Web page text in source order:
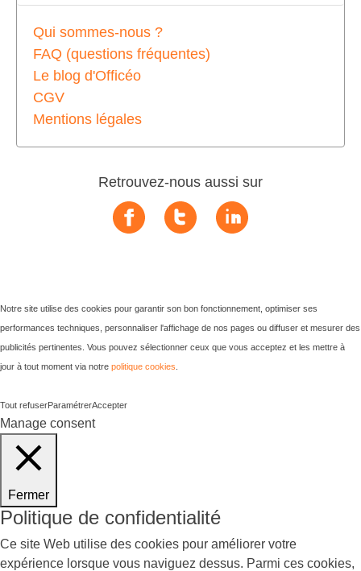
Qui sommes-nous ?
FAQ (questions fréquentes)
Le blog d'Officéo
CGV
Mentions légales
Retrouvez-nous aussi sur
Notre site utilise des cookies pour garantir son bon fonctionnement, optimiser ses
performances techniques, personnaliser l'affichage de nos pages ou diffuser et mesurer des
publicités pertinentes. Vous pouvez sélectionner ceux que vous acceptez et les mettre à
jour à tout moment via notre politique cookies
Tout refuserParamétrerAccepter
Manage consent
Fermer
Politique de confidentialité
Ce site Web utilise des cookies pour améliorer votre
expérience lorsque vous naviguez dessus. Parmi ces cookies,